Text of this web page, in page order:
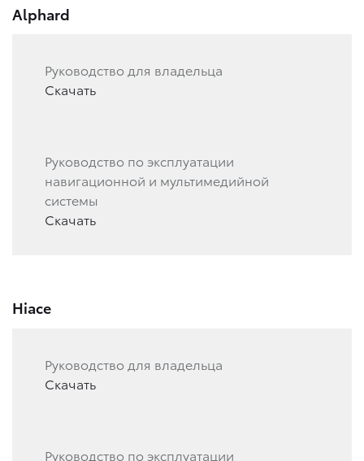
Alphard
Руководство для владельца
Скачать
Руководство по эксплуатации
навигационной и мультимедийной
системы
Скачать
Hiace
Руководство для владельца
Скачать
Руководство по эксплуатации